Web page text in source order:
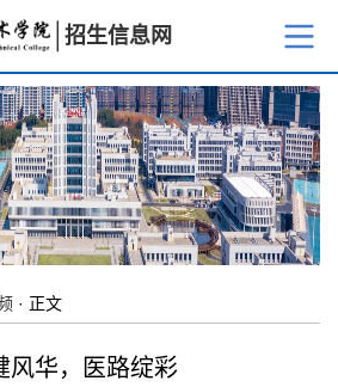
招生信息网
· 正文
风华，医路绽彩